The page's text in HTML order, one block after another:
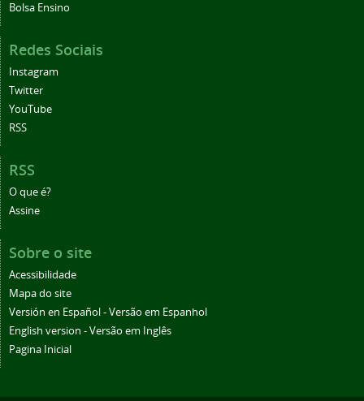
Bolsa Ensino
Redes Sociais
Instagram
Twitter
YouTube
RSS
RSS
O que é?
Assine
Sobre o site
Acessibilidade
Mapa do site
Versión en Español - Versão em Espanhol
English version - Versão em Inglês
Pagina Inicial